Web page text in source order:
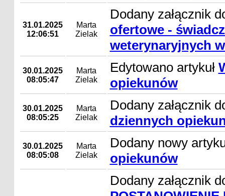
31.01.2025
12:06:51
Marta
Zielak
Dodany załącznik
ofertowe -
weterynaryjnych
30.01.2025
08:05:47
Marta
Zielak
Edytowano artykuł
opiekunów
30.01.2025
08:05:25
Marta
Zielak
Dodany załącznik
dziennych
30.01.2025
08:05:08
Marta
Zielak
Dodany nowy
opiekunów
Dodany załącznik